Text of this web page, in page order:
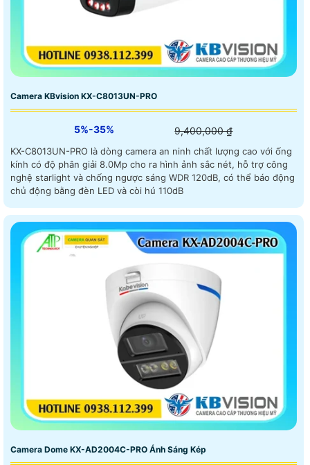
Camera KBvision KX-C8013UN-PRO
5%-35% 9,400,000 ₫
KX-C8013UN-PRO là dòng camera an ninh chất lượng cao với ống
kính có độ phân giải 8.0Mp cho ra hình ảnh sắc nét, hỗ trợ công
nghệ starlight và chống ngược sáng WDR 120dB, có thể báo động
chủ động bằng đèn LED và còi hú 110dB
Camera Dome KX-AD2004C-PRO Ánh Sáng Kép